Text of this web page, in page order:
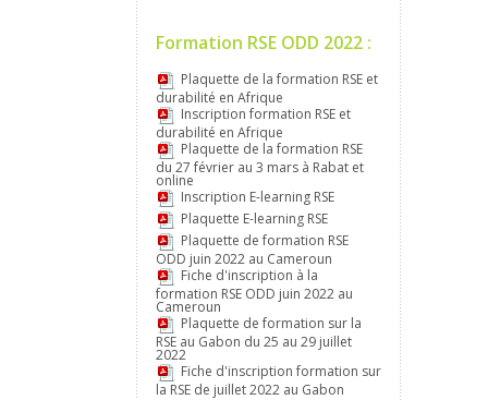
Formation RSE ODD 2022 :
Plaquette de la formation RSE et
durabilité en Afrique
Inscription formation RSE et
durabilité en Afrique
Plaquette de la formation RSE
du 27 février au 3 mars à Rabat et
online
Inscription E-learning RSE
Plaquette E-learning RSE
Plaquette de formation RSE
ODD juin 2022 au Cameroun
Fiche d'inscription à la
formation RSE ODD juin 2022 au
Cameroun
Plaquette de formation sur la
RSE au Gabon du 25 au 29 juillet
2022
Fiche d'inscription formation sur
la RSE de juillet 2022 au Gabon